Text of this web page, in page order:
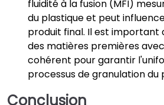
fluidité à la fusion (MFI)
du plastique et peut
produit final. Il est important
des matières premières
cohérent pour garantir
processus de granulation du
Conclusion